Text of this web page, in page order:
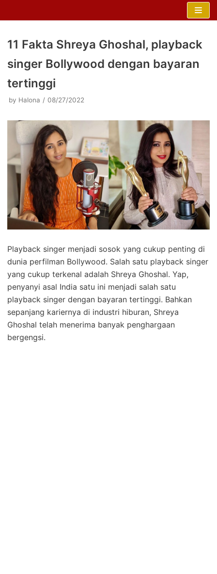
11 Fakta Shreya Ghoshal, playback
singer Bollywood dengan bayaran
tertinggi
by Halona 08/27/2022
Playback singer menjadi sosok yang cukup penting di
dunia perfilman Bollywood. Salah satu playback singer
yang cukup terkenal adalah Shreya Ghoshal. Yap,
penyanyi asal India satu ini menjadi salah satu
playback singer dengan bayaran tertinggi. Bahkan
sepanjang kariernya di industri hiburan, Shreya
Ghoshal telah menerima banyak penghargaan
bergengsi.